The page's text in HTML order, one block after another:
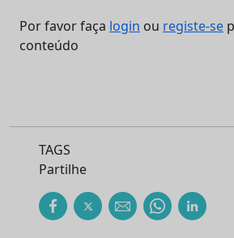
Por favor faça login ou registe-se
conteúdo
TAGS
Partilhe